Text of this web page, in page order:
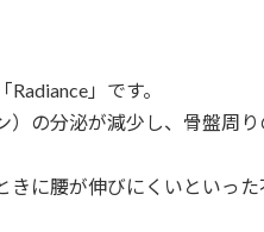
」です。
の分泌が減少し、骨盤周
に腰が伸びにくいといっ